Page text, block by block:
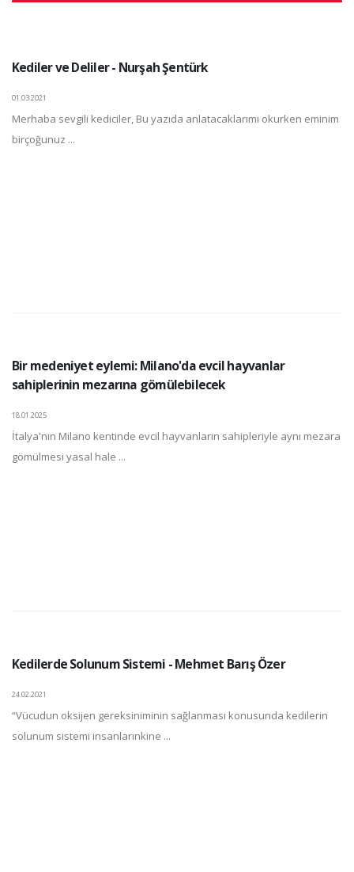
Kediler ve Deliler - Nurşah Şentürk
01.03.2021
Merhaba sevgili kediciler, Bu yazıda anlatacaklarımı okurken eminim
birçoğunuz ...
Bir medeniyet eylemi: Milano'da evcil hayvanlar
sahiplerinin mezarına gömülebilecek
18.01.2025
İtalya'nın Milano kentinde evcil hayvanların sahipleriyle aynı mezara
gömülmesi yasal hale ...
Kedilerde Solunum Sistemi - Mehmet Barış Özer
24.02.2021
“Vücudun oksijen gereksiniminin sağlanması konusunda kedilerin
solunum sistemi insanlarınkine ...